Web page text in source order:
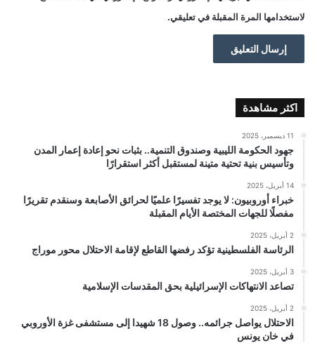
لاستخدامها المرة المقبلة في تعليقي.
اكثر مشاهدة
11 ديسمبر، 2025
جهود الحكومة الليبية وصندوق التنمية.. بثبات نحو إعادة إعمار المدن
وتأسيس بنية تحتية متينة لمستقبل أكثر استقرارًا
14 أبريل، 2025
خبراء أوروبيون: لا يوجد تفسيرًا علميًا لحرائق الأصابعة وسنقدم تقريرًا
مفصلًا للجهات المختصة الأيام المقبلة
2 أبريل، 2025
الرئاسة الفلسطينية تؤكد رفضها القاطع لإقامة الاحتلال محور موراج
3 أبريل، 2025
تصاعد الانتهاكات الإسرائيلية بحق المقدسات الإسلامية
2 أبريل، 2025
الاحتلال يواصل جرائمه.. وصول 18 شهيدا إلى مستشفى غزة الأوروبي
في خان يونس